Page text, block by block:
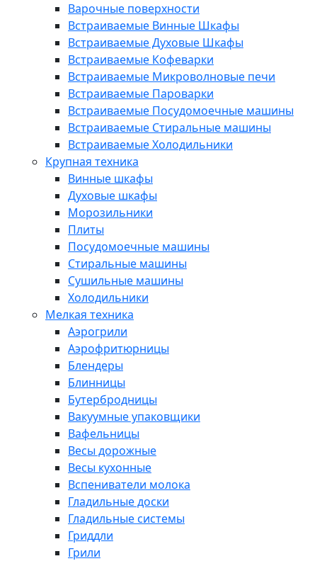
Варочные поверхности
Встраиваемые Винные Шкафы
Встраиваемые Духовые Шкафы
Встраиваемые Кофеварки
Встраиваемые Микроволновые печи
Встраиваемые Пароварки
Встраиваемые Посудомоечные машины
Встраиваемые Стиральные машины
Встраиваемые Холодильники
Крупная техника
Винные шкафы
Духовые шкафы
Морозильники
Плиты
Посудомоечные машины
Стиральные машины
Сушильные машины
Холодильники
Мелкая техника
Аэрогрили
Аэрофритюрницы
Блендеры
Блинницы
Бутербродницы
Вакуумные упаковщики
Вафельницы
Весы дорожные
Весы кухонные
Вспениватели молока
Гладильные доски
Гладильные системы
Гриддли
Грили